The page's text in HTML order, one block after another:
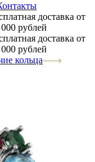
доставка от
рублей
доставка от
рублей
кольца